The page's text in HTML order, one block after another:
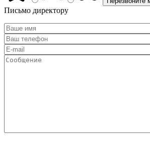
Письмо директору